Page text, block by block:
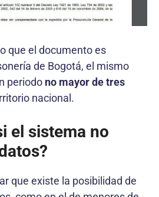
que el documento es
de Bogotá, el mismo
periodo no mayor de tres
nacional.
el sistema no
que existe la posibilidad de